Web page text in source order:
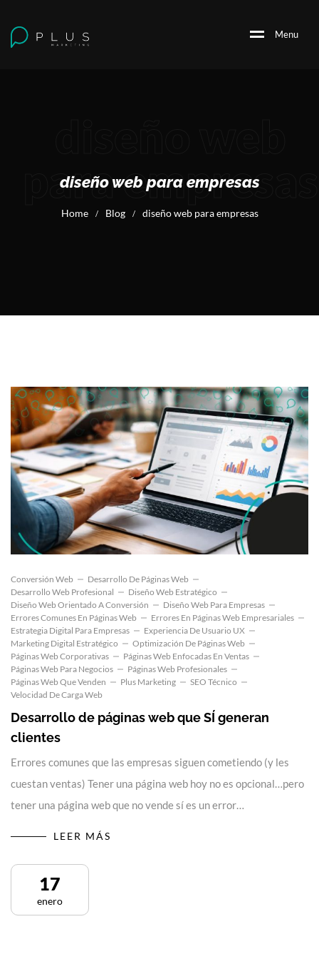
Menu
para empresas
diseño web para empresas
Home / Blog / diseño web para empresas
Conversión Web
Desarrollo De Páginas Web
Desarrollo Web Profesional
Diseño Web Estratégico
Diseño Web Orientado A Conversión
Diseño Web Para Empresas
Errores Comunes En Páginas Web
Errores En Páginas Web Empresariales
Estrategia Digital Para Empresas
Experiencia De Usuario UX
Marketing Digital Estratégico
Optimización De Páginas Web
Páginas Web Corporativas
Páginas Web Enfocadas En Ventas
Páginas Web Para Negocios
Páginas Web Profesionales
Páginas Web Que Venden
Plus Marketing
SEO Técnico
Velocidad De Carga Web
Desarrollo de páginas web que SÍ generan
clientes
Errores comunes que las empresas siguen cometiendo (y les
cuestan ventas) Tener una página web hoy no es opcional…pero
tener una página web que no vende sí es un error…
LEER MÁS
17
enero